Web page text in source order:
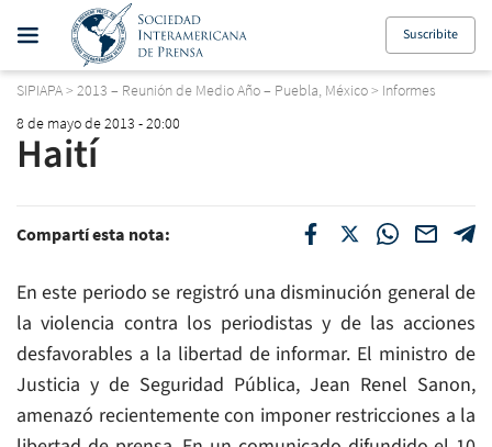
Suscribite
SIPIAPA> 2013 – Reunión de Medio Año – Puebla, México> Informes
8 de mayo de 2013 - 20:00
Haití
Compartí esta nota:
En este periodo se registró una disminución general de
la violencia contra los periodistas y de las acciones
desfavorables a la libertad de informar. El ministro de
Justicia y de Seguridad Pública, Jean Renel Sanon,
amenazó recientemente con imponer restricciones a la